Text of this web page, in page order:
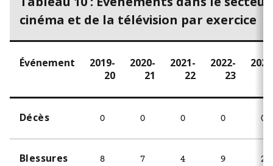
cinéma et de la télévision par exercice
Événement
2019-
20
2020-
21
2021-
22
2022-
23
Décès 0 0 0 0 0
Blessures
8 7 4 9 2